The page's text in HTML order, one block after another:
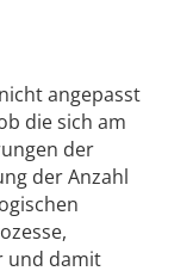
angepasst
die sich am
der
der Anzahl
und damit